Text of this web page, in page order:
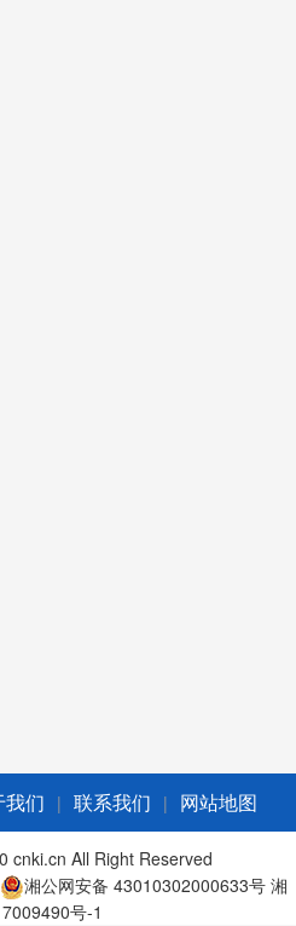
我们 | 联系我们 | 网站地图
cnki.cn All Right Reserved
湘公网安备 43010302000633号 湘
号-1